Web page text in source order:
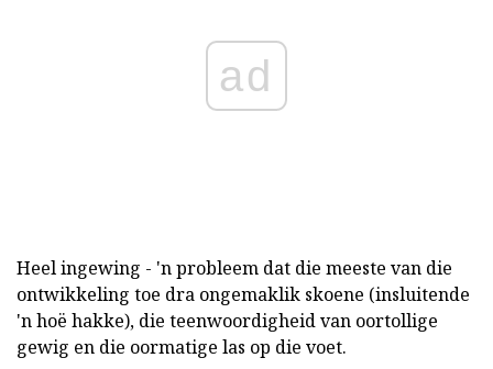
ad
Heel ingewing - 'n probleem dat die meeste van die
ontwikkeling toe dra ongemaklik skoene (insluitende
'n hoë hakke), die teenwoordigheid van oortollige
gewig en die oormatige las op die voet.